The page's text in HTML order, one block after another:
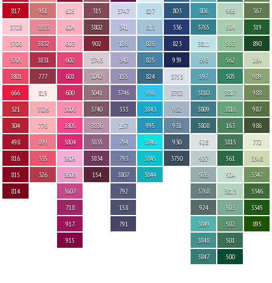
817
3708
3706
3705
3801
666
321
304
498
816
815
814
961
3833
3832
3831
777
819
3326
776
899
335
326
605
604
603
602
601
600
3806
3805
3804
3609
3608
3607
718
917
915
315
3802
902
3743
3042
3041
3740
3836
3835
3834
154
3747
341
156
340
155
3746
333
157
794
793
3807
792
158
791
827
813
826
825
824
996
3843
995
3846
3845
3844
803
336
823
939
3753
3752
932
931
930
3750
806
3765
3811
598
597
3810
3809
3808
928
927
926
3768
924
3849
3848
3847
966
564
563
562
505
3817
3816
163
3815
561
504
3813
503
502
501
500
367
319
890
164
989
988
987
986
772
3348
3347
3346
3345
895